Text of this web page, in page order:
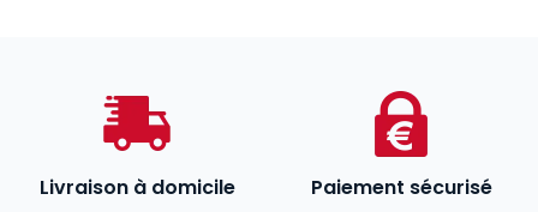
Livraison à domicile Paiement sécurisé